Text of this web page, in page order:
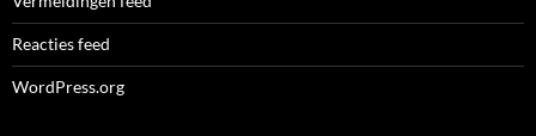
Reacties feed
WordPress.org